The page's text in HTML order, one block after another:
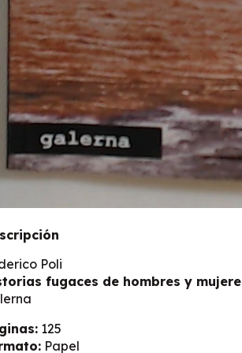
Poli
fugaces de hombres y
125
Papel